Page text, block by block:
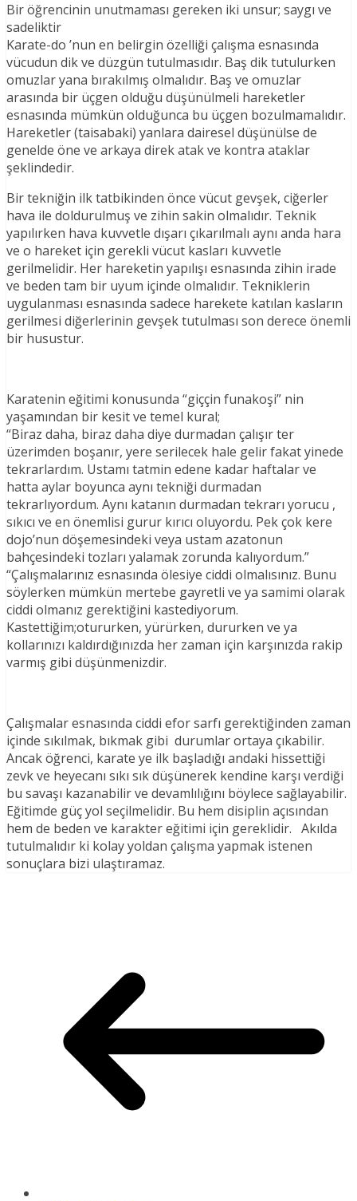
Bir öğrencinin unutmaması gereken iki unsur; saygı ve
sadeliktir
Karate-do ’nun en belirgin özelliği çalışma esnasında
vücudun dik ve düzgün tutulmasıdır. Baş dik tutulurken
omuzlar yana bırakılmış olmalıdır. Baş ve omuzlar
arasında bir üçgen olduğu düşünülmeli hareketler
esnasında mümkün olduğunca bu üçgen bozulmamalıdır.
Hareketler (taisabaki) yanlara dairesel düşünülse de
genelde öne ve arkaya direk atak ve kontra ataklar
şeklindedir.
Bir tekniğin ilk tatbikinden önce vücut gevşek, ciğerler
hava ile doldurulmuş ve zihin sakin olmalıdır. Teknik
yapılırken hava kuvvetle dışarı çıkarılmalı aynı anda hara
ve o hareket için gerekli vücut kasları kuvvetle
gerilmelidir. Her hareketin yapılışı esnasında zihin irade
ve beden tam bir uyum içinde olmalıdır. Tekniklerin
uygulanması esnasında sadece harekete katılan kasların
gerilmesi diğerlerinin gevşek tutulması son derece önemli
bir husustur.
Karatenin eğitimi konusunda “giççin funakoşi” nin
yaşamından bir kesit ve temel kural;
“Biraz daha, biraz daha diye durmadan çalışır ter
üzerimden boşanır, yere serilecek hale gelir fakat yinede
tekrarlardım. Ustamı tatmin edene kadar haftalar ve
hatta aylar boyunca aynı tekniği durmadan
tekrarlıyordum. Aynı katanın durmadan tekrarı yorucu ,
sıkıcı ve en önemlisi gurur kırıcı oluyordu. Pek çok kere
dojo’nun döşemesindeki veya ustam azatonun
bahçesindeki tozları yalamak zorunda kalıyordum.”
“Çalışmalarınız esnasında ölesiye ciddi olmalısınız. Bunu
söylerken mümkün mertebe gayretli ve ya samimi olarak
ciddi olmanız gerektiğini kastediyorum.
Kastettiğim;otururken, yürürken, dururken ve ya
kollarınızı kaldırdığınızda her zaman için karşınızda rakip
varmış gibi düşünmenizdir.
Çalışmalar esnasında ciddi efor sarfı gerektiğinden zaman
içinde sıkılmak, bıkmak gibi durumlar ortaya çıkabilir.
Ancak öğrenci, karate ye ilk başladığı andaki hissettiği
zevk ve heyecanı sıkı sık düşünerek kendine karşı verdiği
bu savaşı kazanabilir ve devamlılığını böylece sağlayabilir.
Eğitimde güç yol seçilmelidir. Bu hem disiplin açısından
hem de beden ve karakter eğitimi için gereklidir. Akılda
tutulmalıdır ki kolay yoldan çalışma yapmak istenen
sonuçlara bizi ulaştıramaz.